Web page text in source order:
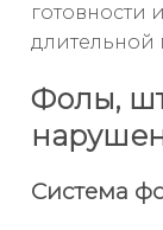
готовности
длительной
Фолы,
Система